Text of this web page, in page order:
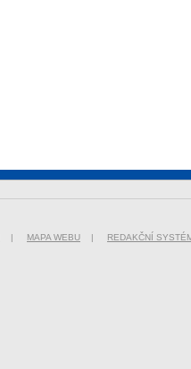
| MAPA WEBU | REDAKČNÍ